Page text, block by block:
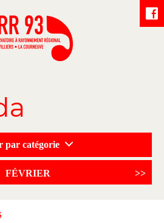
par catégorie
FÉVRIER >>